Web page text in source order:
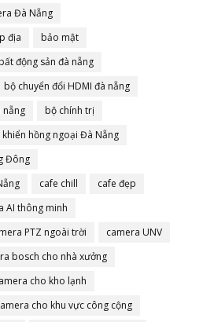
Đà Nẵng
địa
bảo mật
bất động sản đà nẵng
bộ chuyển đổi HDMI đà nẵng
nẵng
bộ chính trị
khiển hồng ngoại Đà Nẵng
Đông
cafe chill
cafe đẹp
AI thông minh
PTZ ngoài trời
camera UNV
bosch cho nhà xưởng
cho kho lạnh
cho khu vực công cộng